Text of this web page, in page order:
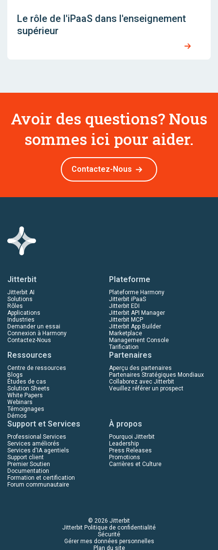
Le rôle de l'iPaaS dans l'enseignement
supérieur
Avoir des questions? Nous
sommes ici pour aider.
Contactez-Nous
Jitterbit
Jitterbit AI
Solutions
Rôles
Applications
Industries
Demander un essai
Connexion à Harmony
Contactez-Nous
Plateforme
Plateforme Harmony
Jitterbit iPaaS
Jitterbit EDI
Jitterbit API Manager
Jitterbit MCP
Jitterbit App Builder
Marketplace
Management Console
Tarification
Ressources
Centre de ressources
Blogs
Études de cas
Solution Sheets
White Papers
Webinars
Témoignages
Démos
Partenaires
Aperçu des partenaires
Partenaires Stratégiques Mondiaux
Collaborez avec Jitterbit
Veuillez référer un prospect
Support et Services
Professional Services
Services améliorés
Services d'IA agentiels
Support client
Premier Soutien
Documentation
Formation et certification
Forum communautaire
À propos
Pourquoi Jitterbit
Leadership
Press Releases
Promotions
Carrières et Culture
© 2026 Jitterbit
Jitterbit Politique de confidentialité
Sécurité
Gérer mes données personnelles
Plan du site